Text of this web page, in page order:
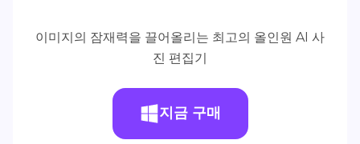
이미지의 잠재력을 끌어올리는 최고의 올인원 AI 사
진 편집기
지금 구매